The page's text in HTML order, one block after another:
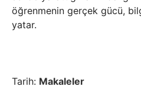
öğrenmenin gerçek gücü,
yatar.
Tarih: Makaleler